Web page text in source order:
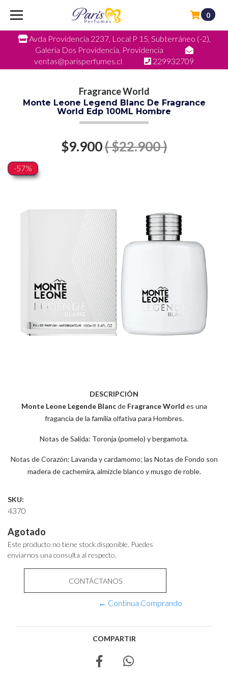
Avda Providencia 2237, Local P 15, Subterráneo (-2),
Galeria Dos Providencia, Providencia
ventas@parisperfumes.cl
229932709
0
Fragrance World
Monte Leone Legend Blanc De Fragrance
World Edp 100ML Hombre
$9.900( $22.900 )
-57%
DESCRIPCIÓN
Monte Leone Legende Blancde Fragrance World es una
fragancia de la familia olfativa para Hombres.
Notas de Salida: Toronja (pomelo) y bergamota.
Notas de Corazón: Lavanda y cardamomo; las Notas de Fondo son
madera de cachemira, almizcle blanco y musgo de roble.
SKU:
4370
Agotado
Este producto no tiene stock disponible. Puedes
enviarnos una consulta al respecto.
CONTÁCTANOS
← Continua Comprando
COMPARTIR